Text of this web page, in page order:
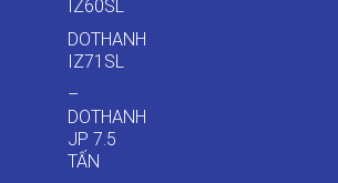
IZ60SL
DOTHANH
IZ71SL
–
DOTHANH
JP 7.5
TẤN